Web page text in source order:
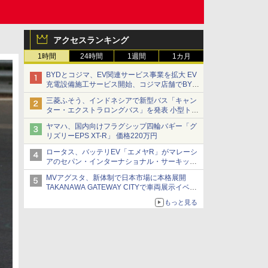
アクセスランキング
1時間 24時間 1週間 1カ月
BYDとコジマ、EV関連サービス事業を拡大 EV
充電設備施工サービス開始、コジマ店舗でBYD
車の展示・試乗イベントを強化
三菱ふそう、インドネシアで新型バス「キャン
ター・エクストラロングバス」を発表 小型トラ
ックベースの観光・旅客輸送向けバス
ヤマハ、国内向けフラグシップ四輪バギー「グ
リズリーEPS XT-R」 価格220万円
ロータス、バッテリEV「エメヤR」がマレーシ
アのセパン・インターナショナル・サーキット
のBEV最速タイムを樹立
MVアグスタ、新体制で日本市場に本格展開
TAKANAWA GATEWAY CITYで車両展示イベン
もっと見る